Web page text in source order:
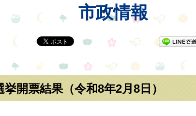
市政情報
開票結果（令和8年2月8日）